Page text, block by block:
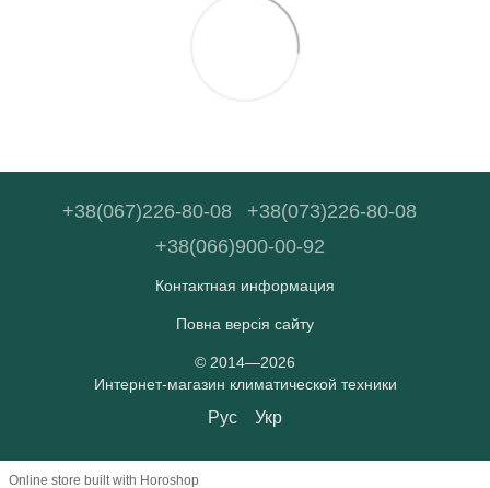
+38(067)226-80-08
+38(073)226-80-08
+38(066)900-00-92
Контактная информация
Повна версія сайту
© 2014—2026
Интернет-магазин климатической техники
Рус Укр
Online store built with Horoshop